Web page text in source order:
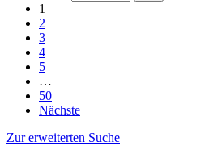
1
2
3
4
5
…
50
Nächste
Zur erweiterten Suche